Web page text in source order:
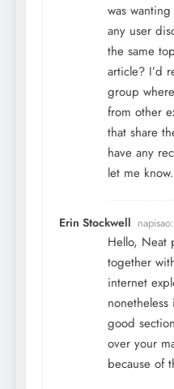
was
any user
the same
article? I’d
group
from other
that share
have any
let me
Erin Stockwell napisao:
Hello, Neat
together
internet
good
over your
because of